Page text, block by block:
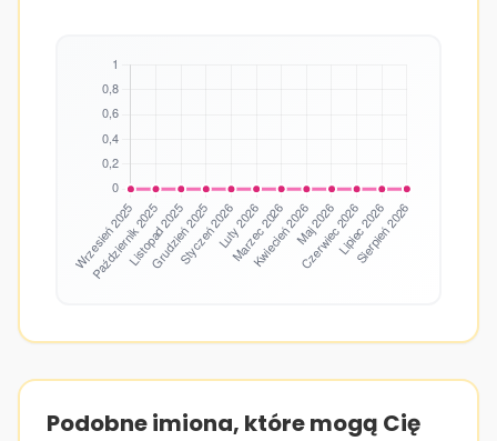
Podobne imiona, które mogą Cię